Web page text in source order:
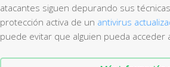
atacantes siguen depurando sus
protección activa de un antivirus
puede evitar que alguien pueda acceder